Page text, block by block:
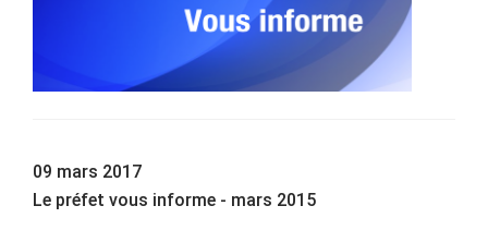
09 mars 2017
Le préfet vous informe - mars 2015